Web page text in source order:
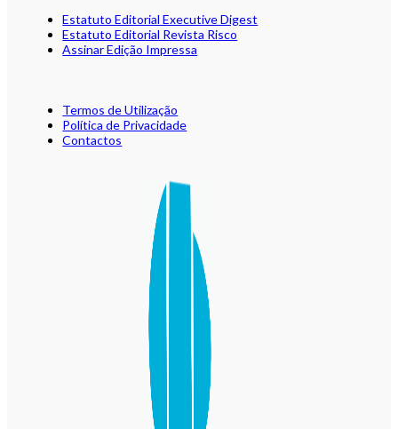
Estatuto Editorial Executive Digest
Estatuto Editorial Revista Risco
Assinar Edição Impressa
Termos de Utilização
Política de Privacidade
Contactos